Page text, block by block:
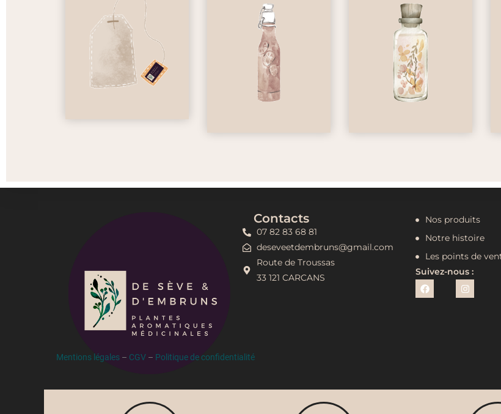
Contacts
07 82 83 68 81
deseveetdembruns@gmail.com
Route de Troussas
33 121 CARCANS
Nos produits
Notre histoire
Les points de
Suivez-nous :
Mentions légales – CGV – Politique de confidentialité